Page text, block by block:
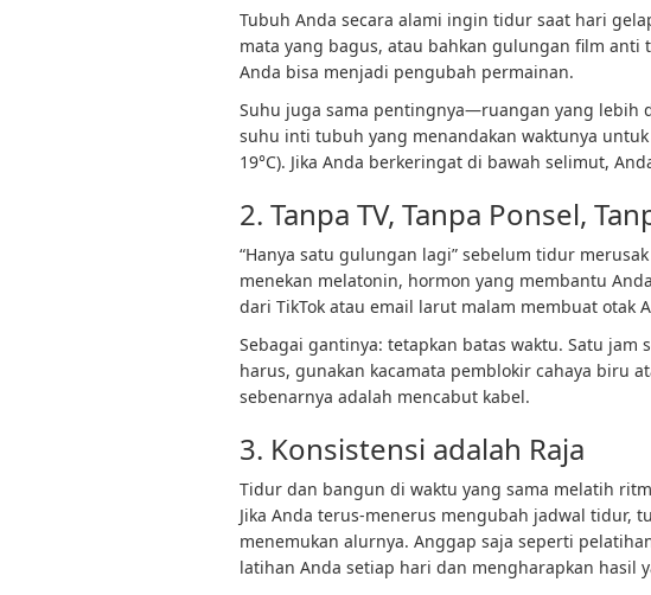
Tubuh Anda secara alami ingin tidur saat hari
mata yang bagus, atau bahkan gulungan film
Anda bisa menjadi pengubah permainan.
Suhu juga sama pentingnya—ruangan yang lebih
suhu inti tubuh yang menandakan waktunya untuk
19°C). Jika Anda berkeringat di bawah selimut,
2. Tanpa TV, Tanpa Ponsel,
“Hanya satu gulungan lagi” sebelum tidur
menekan melatonin, hormon yang membantu
dari TikTok atau email larut malam membuat otak
Sebagai gantinya: tetapkan batas waktu. Satu jam
harus, gunakan kacamata pemblokir cahaya biru
sebenarnya adalah mencabut kabel.
3. Konsistensi adalah Raja
Tidur dan bangun di waktu yang sama melatih
Jika Anda terus-menerus mengubah jadwal tidur,
menemukan alurnya. Anggap saja seperti
latihan Anda setiap hari dan mengharapkan hasil